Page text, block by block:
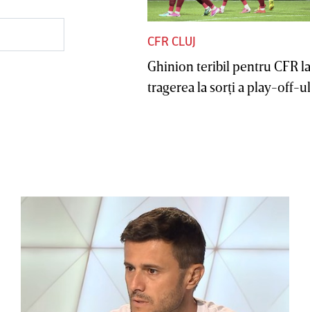
CFR CLUJ
Ghinion teribil pentru CFR la
tragerea la sorţi a play-off-